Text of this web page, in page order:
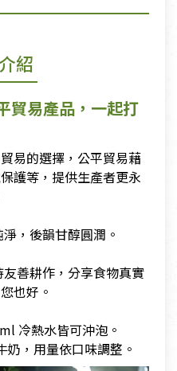
紹
貿易產品，一起打
易的選擇，公平貿易藉
護等，提供生產者更永
，後韻甘醇圓潤。
善耕作，分享食物真實
也好。
冷熱水皆可沖泡。
奶，用量依口味調整。